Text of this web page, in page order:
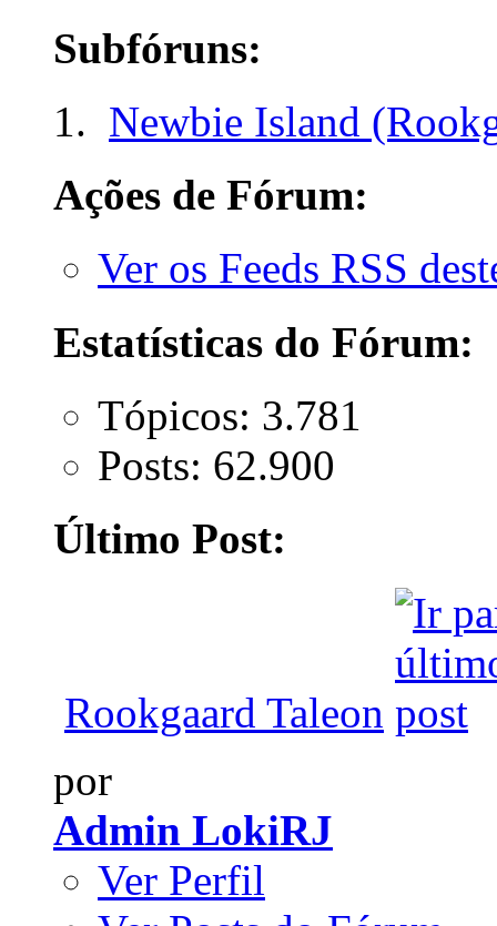
Subfóruns:
Newbie Island
Ações de Fórum:
Ver os Feeds RSS
Estatísticas do Fórum:
Tópicos: 3.781
Posts: 62.900
Último Post:
Rookgaard Taleon
por
Admin LokiRJ
Ver Perfil